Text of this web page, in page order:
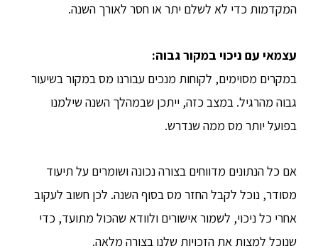
המקדמות כדי לא לשלם יתר או חסר לאורך השנה.
עצמאי עם ניכוי במקור גבוה:
במקרים מסוימים, לקוחות מנכים עבורנו מס במקור בשיעור
גבוה מהרגיל. במצב כזה, ייתכן שבמהלך השנה שילמנו
בפועל יותר מס ממה שנדרש.
אם כל הנתונים מדווחים בצורה נכונה ושומרים על תיעוד
מסודר, נוכל לקבל החזר מס בסוף השנה. לכן חשוב לעקוב
אחרי כל ניכוי, לשמור אישורים ולוודא שהכול מתועד, כדי
שנוכל למצות את הזכויות שלנו בצורה מלאה.